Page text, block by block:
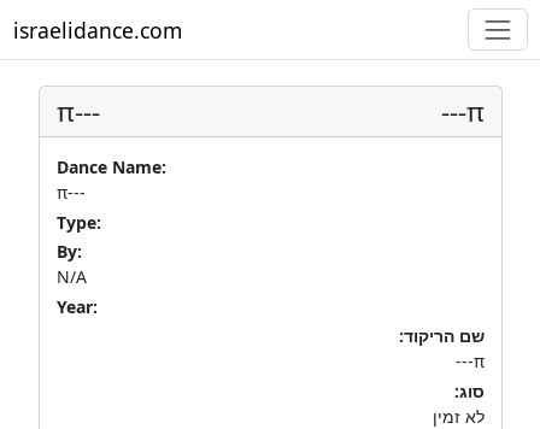
israelidance.com
π--- π---
Dance Name:
π---
Type:
By:
N/A
Year:
שם הריקוד:
π---
סוג:
לא זמין